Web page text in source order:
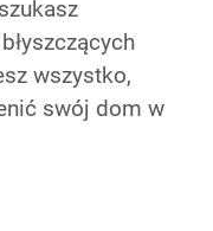
wszystko,
swój dom w